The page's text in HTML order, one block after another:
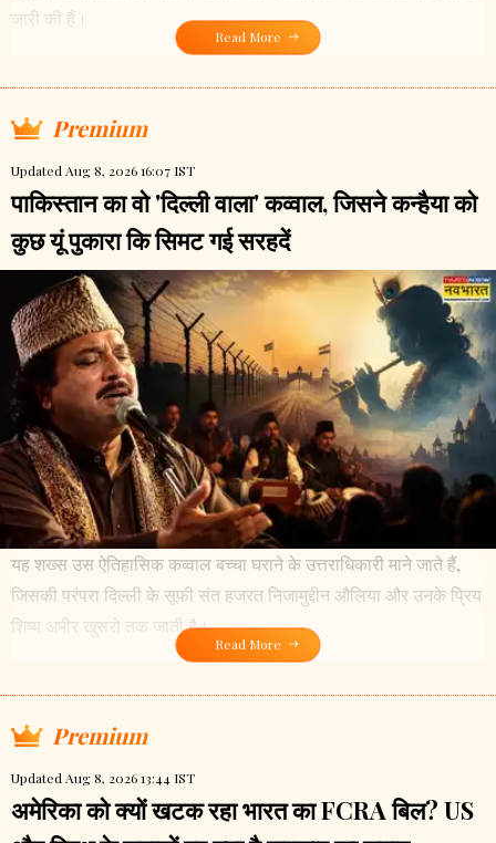
जारी की हैं।
Read More
Premium
Updated Aug 8, 2026 16:07 IST
पाकिस्तान का वो 'दिल्ली वाला' कव्वाल, जिसने कन्हैया को
कुछ यूं पुकारा कि सिमट गई सरहदें
यह शख्स उस ऐतिहासिक कव्वाल बच्चा घराने के उत्तराधिकारी माने जाते हैं,
जिसकी परंपरा दिल्ली के सूफी संत हजरत निजामुद्दीन औलिया और उनके प्रिय
शिष्य अमीर खुसरो तक जाती है।
Read More
Premium
Updated Aug 8, 2026 13:44 IST
अमेरिका को क्यों खटक रहा भारत का FCRA बिल? US